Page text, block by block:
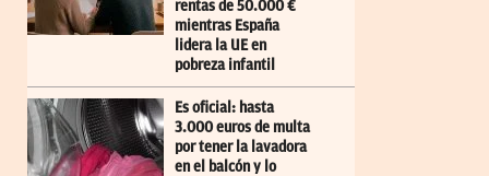
rentas de 50.000 €
mientras España
lidera la UE en
pobreza infantil
Es oficial: hasta
3.000 euros de multa
por tener la lavadora
en el balcón y lo